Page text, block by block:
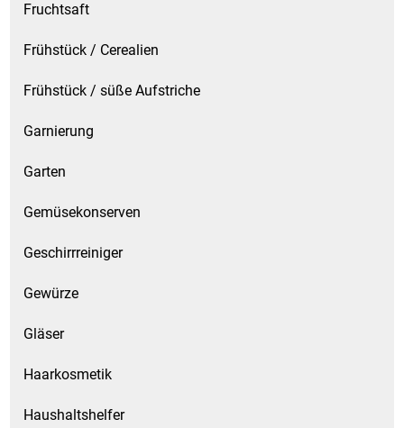
Fruchtsaft
Frühstück / Cerealien
Frühstück / süße Aufstriche
Garnierung
Garten
Gemüsekonserven
Geschirrreiniger
Gewürze
Gläser
Haarkosmetik
Haushaltshelfer